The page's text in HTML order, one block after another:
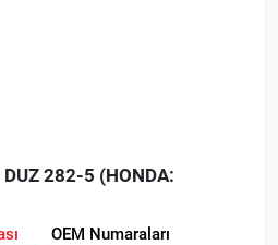
DUZ 282-5 (HONDA:
OEM Numaraları